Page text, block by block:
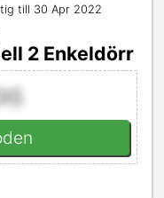
till 30 Apr 2022
2 Enkeldörr